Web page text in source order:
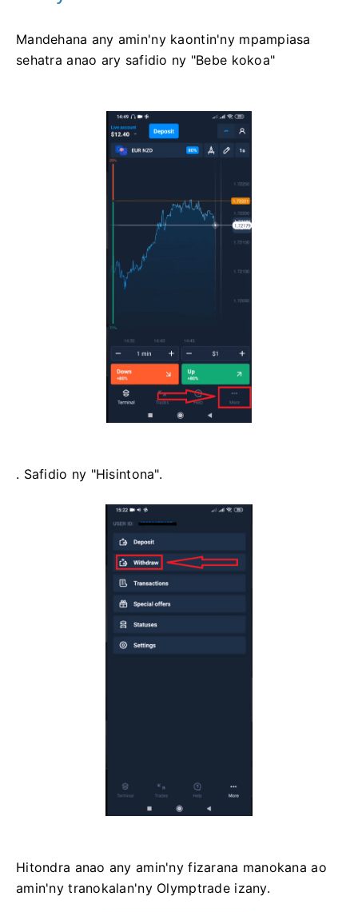
Mandehana any amin'ny kaontin'ny mpampiasa
sehatra anao ary safidio ny "Bebe kokoa"
. Safidio ny "Hisintona".
Hitondra anao any amin'ny fizarana manokana ao
amin'ny tranokalan'ny Olymptrade izany.